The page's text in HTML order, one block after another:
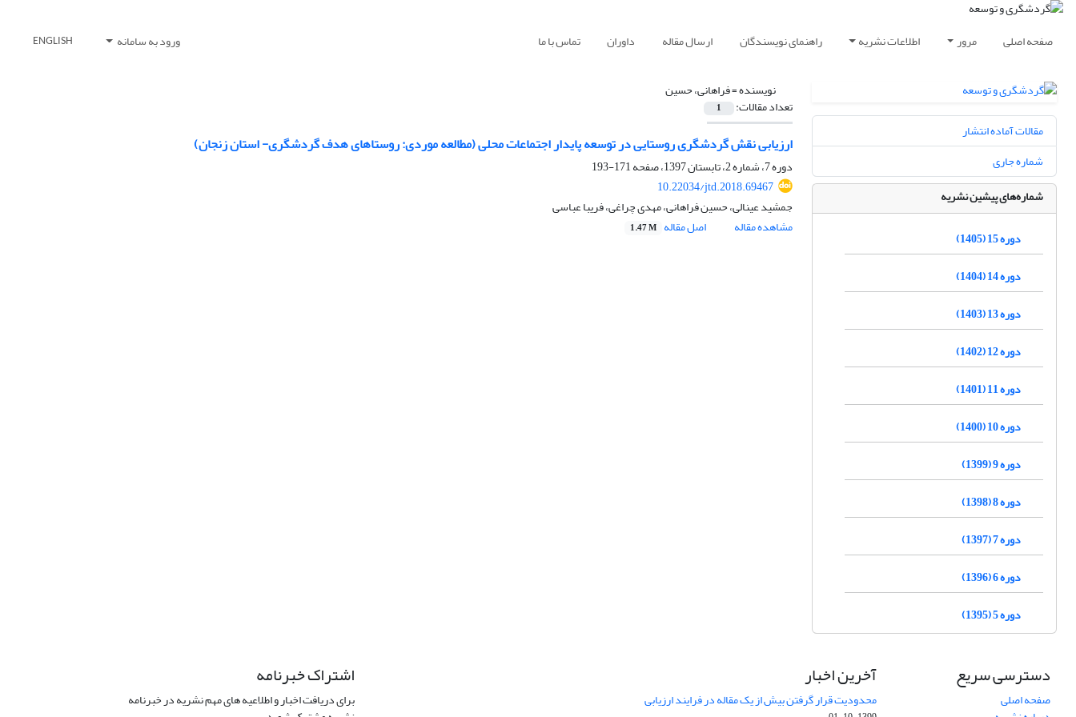
صفحه اصلی مرور اطلاعات نشریه راهنمای نویسندگان ارسال مقاله داوران تماس با ما ورود به سامانه ENGLISH
نویسنده =فراهانی، حسین
تعداد مقالات: 1
ارزیابی نقش گردشگری روستایی در توسعه پایدار اجتماعات محلی (مطالعه موردی: روستاهای هدف گردشگری- استان زنجان)
دوره 7، شماره 2، تابستان 1397، صفحه
171-193
10.22034/jtd.2018.69467
جمشید عینالی، حسین فراهانی، مهدی چراغی، فریبا عباسی
مشاهده مقاله
اصل مقاله 1.47 M
مقالات آماده انتشار
شماره جاری
شماره‌های پیشین نشریه
دوره 15 (1405)
دوره 14 (1404)
دوره 13 (1403)
دوره 12 (1402)
دوره 11 (1401)
دوره 10 (1400)
دوره 9 (1399)
دوره 8 (1398)
دوره 7 (1397)
دوره 6 (1396)
دوره 5 (1395)
دسترسی سریع
صفحه اصلی
آخرین اخبار
محدودیت قرار گرفتن بیش از یک مقاله در فرایند ارزیابی
اشتراک خبرنامه
برای دریافت اخبار و اطلاعیه های مهم نشریه در خبرنامه